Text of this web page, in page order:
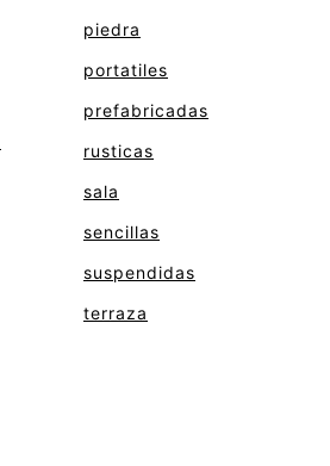
piedra
portatiles
prefabricadas
rusticas
sala
sencillas
suspendidas
terraza